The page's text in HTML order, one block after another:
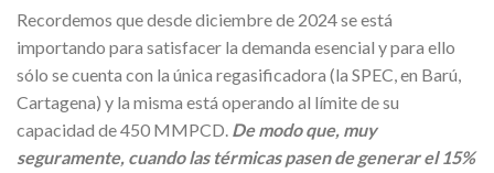
Recordemos que desde diciembre de 2024 se está
importando para satisfacer la demanda esencial y para ello
sólo se cuenta con la única regasificadora (la SPEC, en Barú,
Cartagena) y la misma está operando al límite de su
capacidad de 450 MMPCD. De modo que, muy
seguramente, cuando las térmicas pasen de generar el 15%